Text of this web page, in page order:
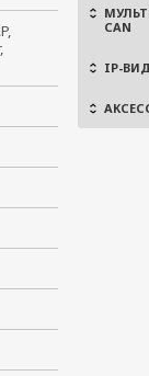
CAN
IP-